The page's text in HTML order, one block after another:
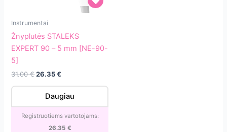
Žnyplutės
STALEKS
EXPERT
90
5
90-
Instrumentai
Žnyplutės STALEKS
EXPERT 90 – 5 mm [NE-90-
5]
31.00€Original
31.00 €.
26.35€
26.35 €.
Daugiau
Registruotiems vartotojams:
26.35 €